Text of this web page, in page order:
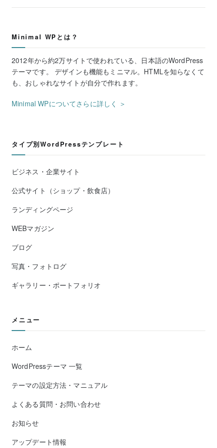
Minimal WPとは？
2012年から約2万サイトで使われている、日本語のWordPress
テーマです。 デザインも機能もミニマル。HTMLを知らなくて
も、おしゃれなサイトが自分で作れます。
Minimal WPについてさらに詳しく ＞
タイプ別WordPressテンプレート
ビジネス・企業サイト
公式サイト（ショップ・飲食店）
ランディングページ
WEBマガジン
ブログ
写真・フォトログ
ギャラリー・ポートフォリオ
メニュー
ホーム
WordPressテーマ 一覧
テーマの設定方法・マニュアル
よくある質問・お問い合わせ
お知らせ
アップデート情報